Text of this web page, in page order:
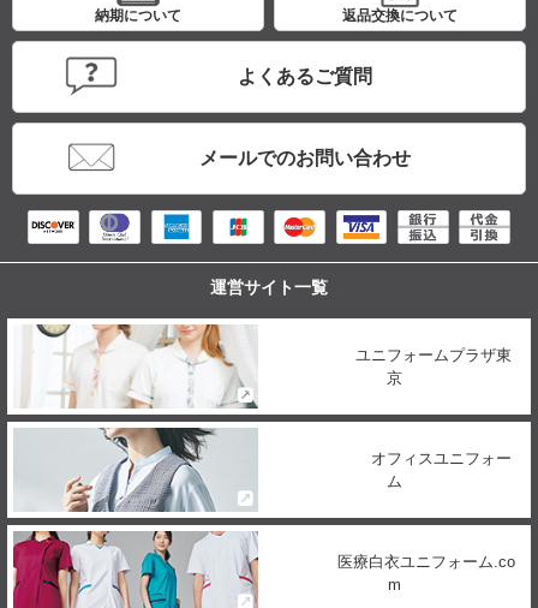
納期について 返品交換について
よくあるご質問
メールでのお問い合わせ
運営サイト一覧
ユニフォームプラザ東
京
オフィスユニフォー
ム
医療白衣ユニフォーム.co
m